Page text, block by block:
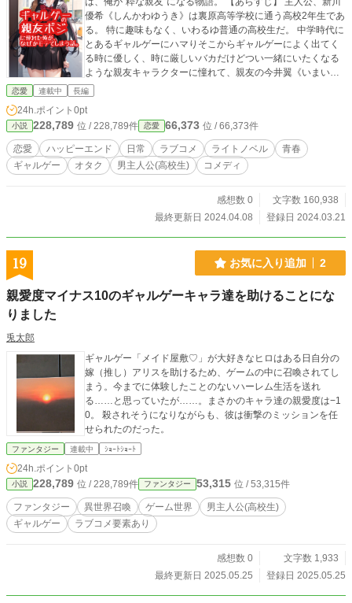
優希《しんかわゆうき》は裏原高等学校に通う高校2年生であ
る。 特に趣味もなく、いわるゆ普通の高校生だ。 中学時代に
とあるギャルゲーにハマりそこからギャルゲーによく出てく
る時に優しく、時に厳しいバカだけどつい一緒にいたくなる
ような親友キャラクターに憧れて、親友の今井翼《いまいつ
ばさ》にフラグを作ったりして、ギャルゲーの親友ポジショ
トラウマを抱えておりそのトラウマから日々逃げる生活を送
っていた。 そんな彼の前に学園のマドンナの朝比奈風夏《あ
さひなふうか》、過去の自分に重なる経験をして生きてきた
後輩の早乙女萌《さおとめもえ》、トラウマの原因で大人気
読モの有栖桃花《ありすももか》など色々な人に出会うこと
のか！ 優希はトラウマを克服できるのか！ 人生に正解はな
た俺が、なぜかモテてしまう話。」開幕‼️‼️
恋愛 連載中 長編
24h.ポイント 0pt
小説 228,789 位 / 228,789件 恋愛 66,373 位 / 66,373件
恋愛 ハッピーエンド 日常 ラブコメ ライトノベル
青春
ギャルゲー
オタク 男主人公(高校生) コメディ
感想数 0
文字数 160,938
最終更新日 2024.04.08
登録日 2024.03.21
19 お気に入り追加 2
親愛度マイナス10のギャルゲーキャラ達を助けることにな
りました
兎太郎
ギャルゲー「メイド屋敷♡」が大好きなヒロはある日自分の
嫁（推し）アリスを助けるため、ゲームの中に召喚されてし
まう。今までに体験したことのないハーレム生活を送れ
る……と思っていたが……。まさかのキャラ達の親愛度は−1
0。 殺されそうになりながらも、彼は衝撃のミッションを任
せられたのだった。
ファンタジー 連載中 ｼｮｰﾄｼｮｰﾄ
24h.ポイント 0pt
小説 228,789 位 / 228,789件 ファンタジー 53,315 位 / 53,315件
ファンタジー 異世界召喚 ゲーム世界
男主人公(高校生)
ギャルゲー
ラブコメ要素あり
感想数 0
文字数 1,933
最終更新日 2025.05.25
登録日 2025.05.25